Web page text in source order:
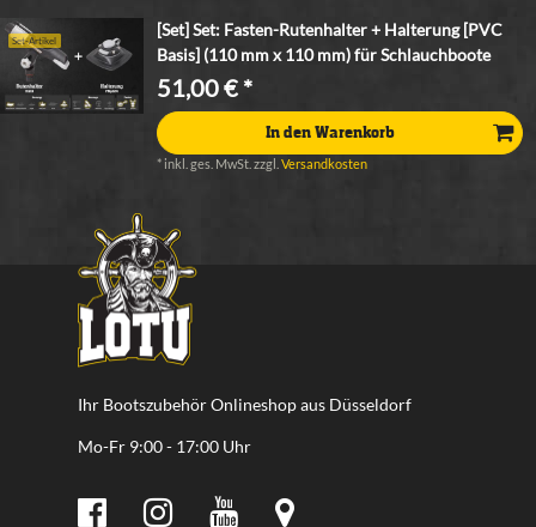
Set-Artikel
[Set] Set: Fasten-Rutenhalter + Halterung [PVC
Basis] (110 mm x 110 mm) für Schlauchboote
51,00 € *
In den Warenkorb
* inkl. ges. MwSt. zzgl.Versandkosten
Ihr Bootszubehör Onlineshop aus Düsseldorf
Mo-Fr 9:00 - 17:00 Uhr